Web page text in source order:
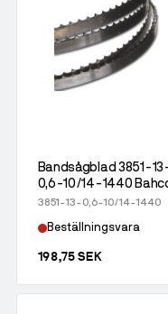
Bandsågblad 3851-
0,6-10/14-1440
3851-13-0,6-10/14-1440
Beställningsvara
198,75 SEK